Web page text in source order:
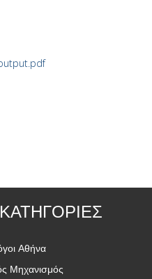
Αθήνα
Μηχανισμός